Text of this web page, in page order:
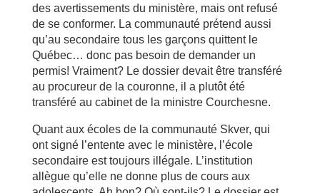
des avertissements du ministère, mais ont refusé
de se conformer. La communauté prétend aussi
qu’au secondaire tous les garçons quittent le
Québec… donc pas besoin de demander un
permis! Vraiment? Le dossier devait être transféré
au procureur de la couronne, il a plutôt été
transféré au cabinet de la ministre Courchesne.
Quant aux écoles de la communauté Skver, qui
ont signé l’entente avec le ministère, l’école
secondaire est toujours illégale. L’institution
allègue qu’elle ne donne plus de cours aux